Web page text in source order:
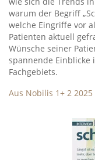
warum der Begriff
welche Eingriffe vor
Patienten aktuell
Wünsche seiner
spannende Einblicke
Fachgebiets.
Aus Nobilis 1+ 2 2025